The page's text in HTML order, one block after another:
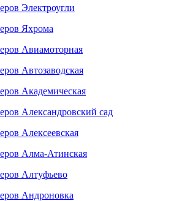
Электроугли
Яхрома
Авиамоторная
Автозаводская
Академическая
Александровский сад
Алексеевская
Алма-Атинская
Алтуфьево
Андроновка